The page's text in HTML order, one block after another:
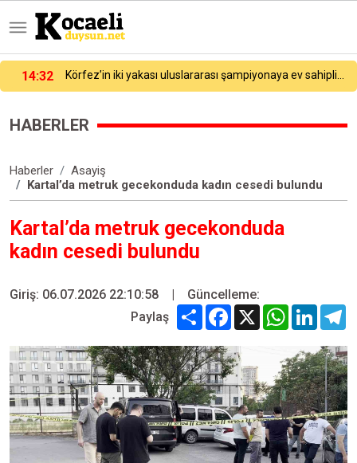
13:42:39
HABERLER
Haberler
Asayiş
Kartal’da metruk gecekonduda kadın cesedi bulundu
Kartal’da metruk gecekonduda
kadın cesedi bulundu
Giriş: 06.07.2026 22:10:58 |
Güncelleme:
Paylaş
Share Facebook
X WhatsApp